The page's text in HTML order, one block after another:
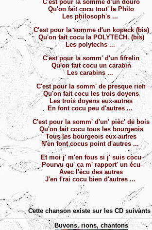
C'est pour la somme d'un douro
Qu'on fait cocu tout' la Philo
Les philosoph's ...
C'est pour la somme d'un kopeck (bis)
Qu'on fait cocu la POLYTECH. (bis)
Les polytechs ...
C'est pour la somm' d'un fifrelin
Qu'on fait cocu un carabin
Les carabins ...
C'est pour la somm' de presque rien
Qu'on fait cocu les trois doyens
Les trois doyens eux-autres
En font cocu peu d'autres ...
C'est pour la somm' d'un' pièc' de bois
Qu'on fait cocu tous les bourgeois
Tous les bourgeois eux-autres
N'en font cocus point d'autres ...
Et moi j' m'en fous si j' suis cocu
Pourvu qu' ça m' rapport' un écu
Avec l'écu des autres
J'en f'rai cocu bien d'autres ...
Cette chanson existe sur les CD suivants
Buvons, rions, chantons